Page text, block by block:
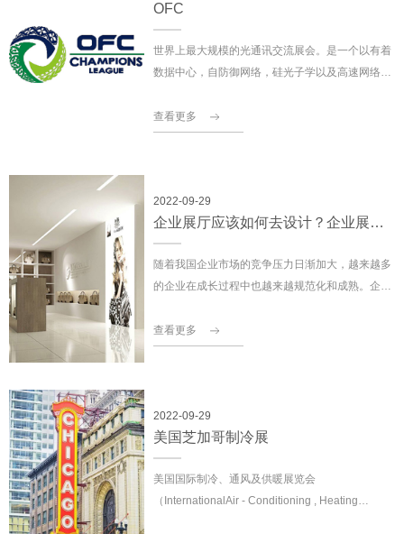
OFC
世界上最大规模的光通讯交流展会。是一个以有着
数据中心，自防御网络，硅光子学以及高速网络为
查看更多
2022-09-29
企业展厅应该如何去设计？企业展厅设计前期和客户有效沟通非常重要
随着我国企业市场的竞争压力日渐加大，越来越多
的企业在成长过程中也越来越规范化和成熟。企业
对外的重要平台之一
查看更多
2022-09-29
美国芝加哥制冷展
美国国际制冷、通风及供暖展览会
（InternationalAir - Conditioning , Heating